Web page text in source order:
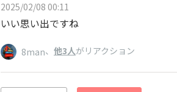
2025/02/08 00:11
いい思い出ですね
8man、 他3人がリアクション